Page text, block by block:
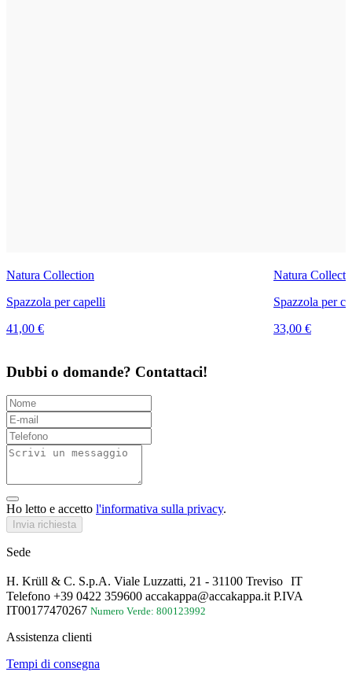
Natura Collection
Spazzola per capelli
41,00 €
Natura
Spazzola per
33,00 €
Dubbi o domande? Contattaci!
Ho letto e accetto l'informativa sulla privacy.
Invia richiesta
Sede
H. Krüll & C. S.p.A. Viale Luzzatti, 21 - 31100 Treviso IT
Telefono +39 0422 359600 accakappa@accakappa.it P.IVA
IT00177470267 Numero Verde: 800123992
Assistenza clienti
Tempi di consegna